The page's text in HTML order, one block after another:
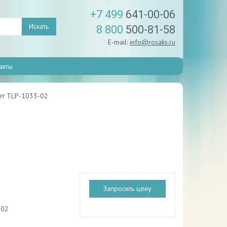
Искать
+7 499 641-00-06
8 800 500-81-58
E-mail: info@rosaks.ru
TLP-1033-02
Запросить цену